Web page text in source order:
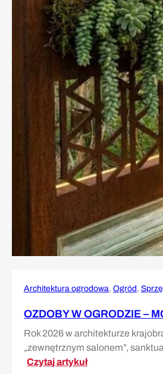
Architektura ogrodowa, Ogród ,
OZDOBY W OGRODZIE –
Rok 2026 w architekturze
„zewnętrznym salonem”,
Czytaj artykuł: